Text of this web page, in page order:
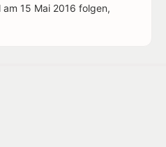
15 Mai 2016 folgen,